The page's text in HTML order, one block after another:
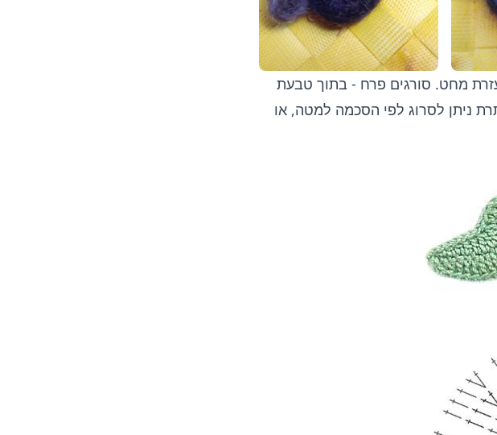
מחט. סורגים פרח - בתוך טבעת
עלי הכותרת ניתן לסרוג לפי הסכמה למטה, או